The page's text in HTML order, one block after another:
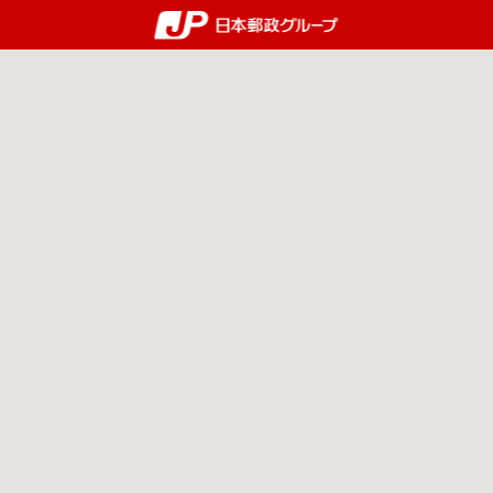
郵便局・日本郵政グループ